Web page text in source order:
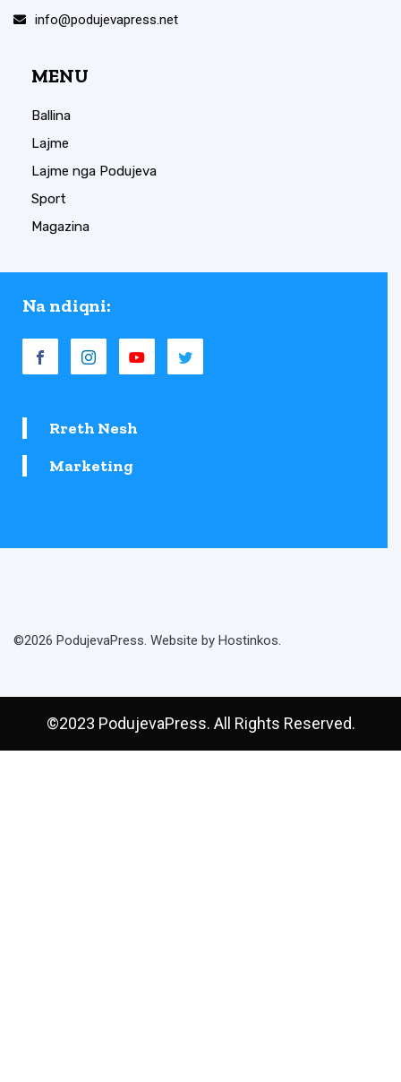
info@podujevapress.net
MENU
Ballina
Lajme
Lajme nga Podujeva
Sport
Magazina
Na ndiqni:
Rreth Nesh
Marketing
©2026 PodujevaPress. Website by Hostinkos.
©2023 PodujevaPress. All Rights Reserved.